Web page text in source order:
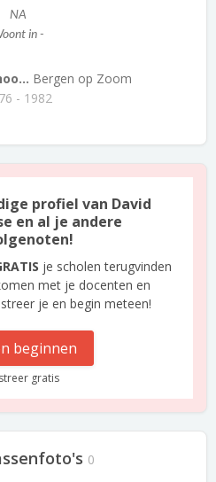
NA
in -
Bergen op Zoom
- 1982
profiel van David
en al je andere
je scholen terugvinden
met je docenten en
je en begin meteen!
beginnen
gratis
0